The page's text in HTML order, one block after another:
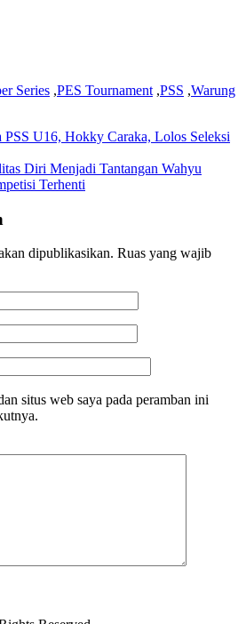
Series ,PES Tournament ,PSS ,Warung
PSS U16, Hokky Caraka, Lolos Seleksi
Diri Menjadi Tantangan Wahyu
Terhenti
dipublikasikan. Ruas yang wajib
situs web saya pada peramban ini